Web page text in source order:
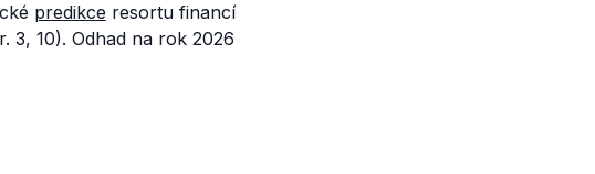
predikce resortu financí
3, 10). Odhad na rok 2026